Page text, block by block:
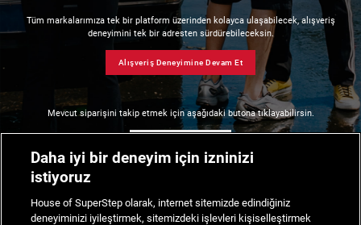
Tüm markalarımıza tek bir platform üzerinden kolayca ulaşabilecek, alışveriş
deneyimini tek bir adresten sürdürebileceksin.
Alışveriş Deneyimine Devam Et
Mevcut siparişini takip etmek için aşağıdaki butona tıklayabilirsin.
Daha iyi bir deneyim için izninizi
istiyoruz
House of SuperStep olarak, internet sitemizde edindiğiniz
deneyiminizi iyileştirmek, sitemizdeki işlevleri kişiselleştirmek